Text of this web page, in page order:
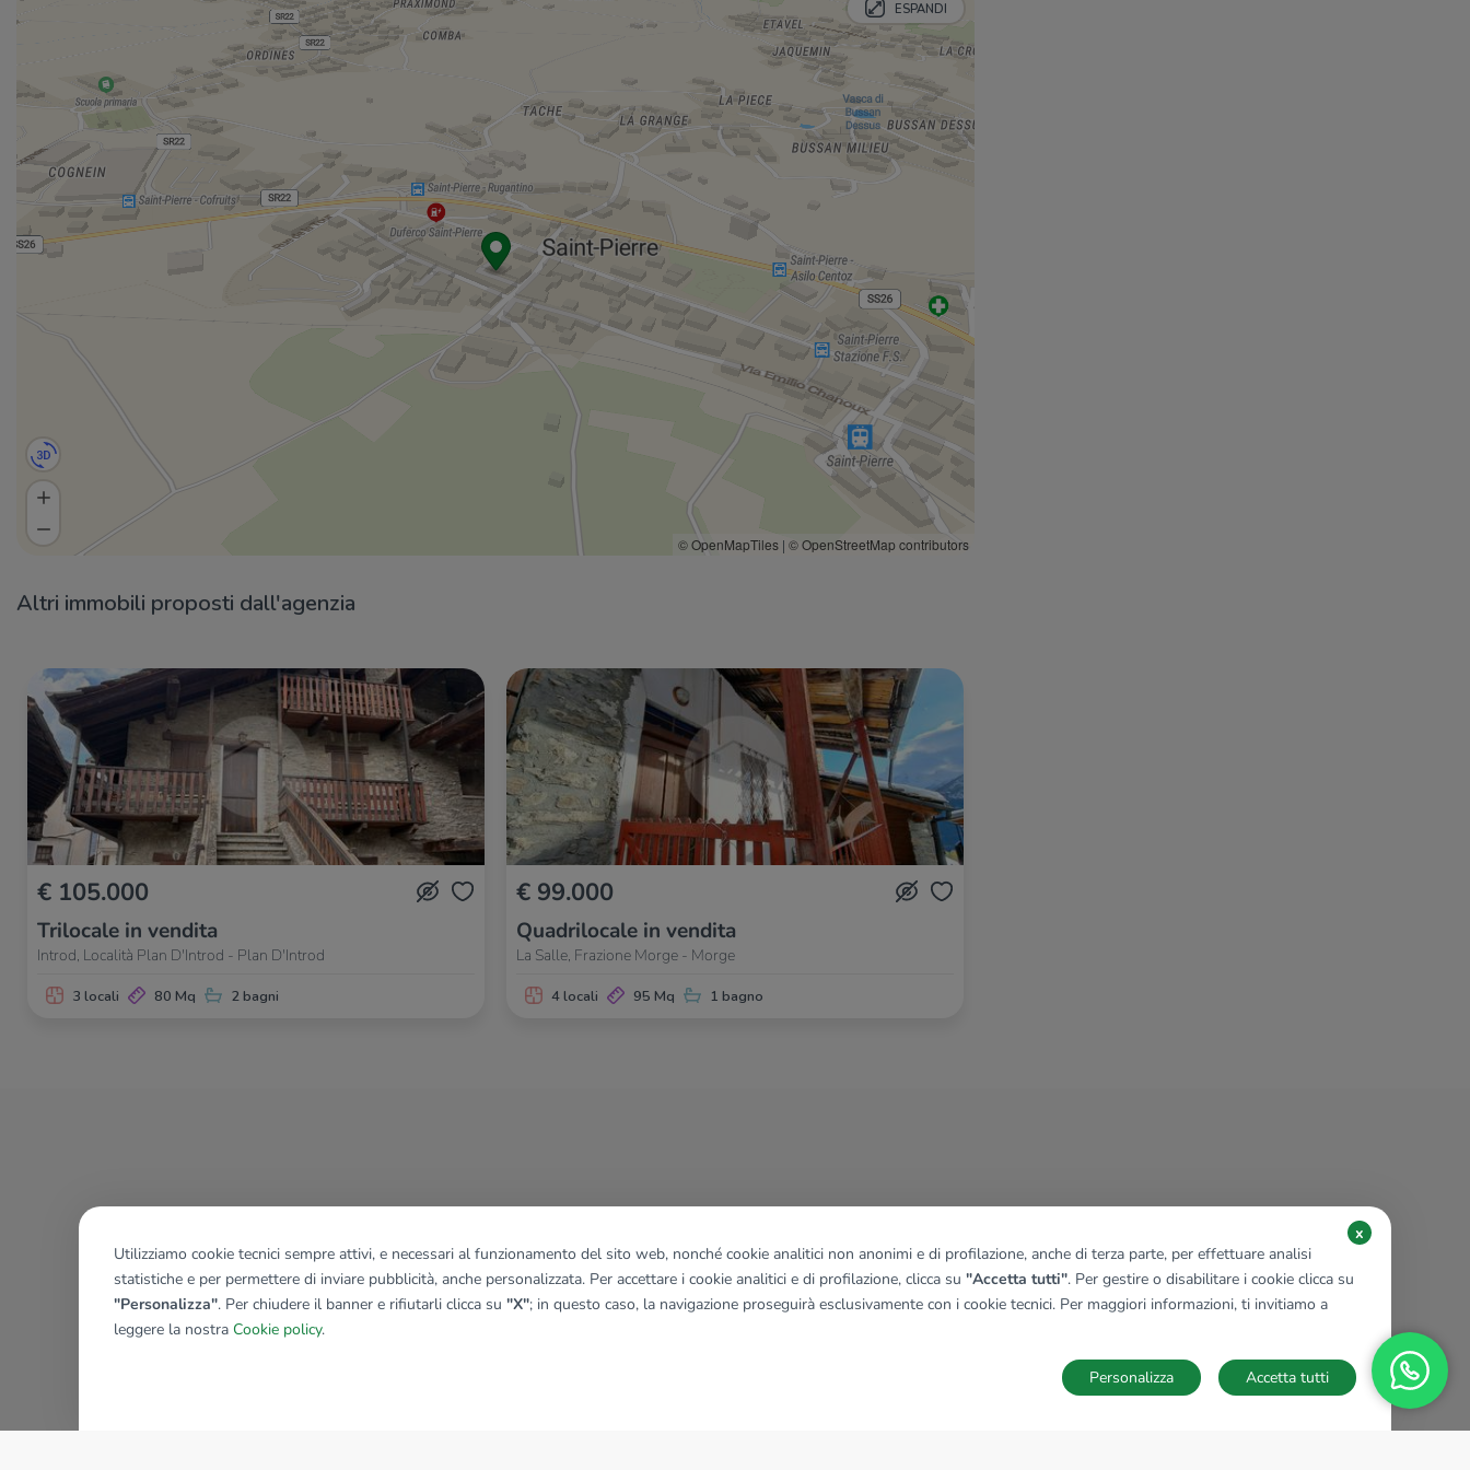
circa 200 mq, adiacente alla casa, completamente
recintato, pianeggiante e di piena proprietà: uno spazio
esterno raro da trovare nel centro storico, perfetto per
vivere momenti all’aperto, creare una zona pranzo estiva,
un’area relax o un piccolo angolo verde riservato. Il tutto
impreziosito da una piacevole vista sul castello di Saint-
Pierre, dettaglio che rende l’immobile ancora più unico e
suggestivo.
Rugantino
140 m
La Locanda dei Sognatori
760 m
Jardin d'été
780 m
1,2 Km
Ristoranti
ESPANDI
© OpenMapTiles | © OpenStreetMap contributors
Altri immobili proposti dall'agenzia
€ 105.000
Trilocale in vendita
Introd, Località Plan D'Introd - Plan D'Introd
3 locali 80 Mq 2 bagni
€ 99.000
Quadrilocale in vendita
La Salle, Frazione Morge - Morge
4 locali 95 Mq 1 bagno
Utilizziamo cookie tecnici sempre attivi, e necessari al funzionamento del sito web, nonché cookie analitici non anonimi e di profilazione, anche di terza parte, per effettuare analisi
statistiche e per permettere di inviare pubblicità, anche personalizzata. Per accettare i cookie analitici e di profilazione, clicca su "Accetta tutti". Per gestire o disabilitare i cookie clicca su
"Personalizza". Per chiudere il banner e rifiutarli clicca su "X"; in questo caso, la navigazione proseguirà esclusivamente con i cookie tecnici. Per maggiori informazioni, ti invitiamo a
leggere la nostra Cookie policy.
x
Accetta tutti
Personalizza